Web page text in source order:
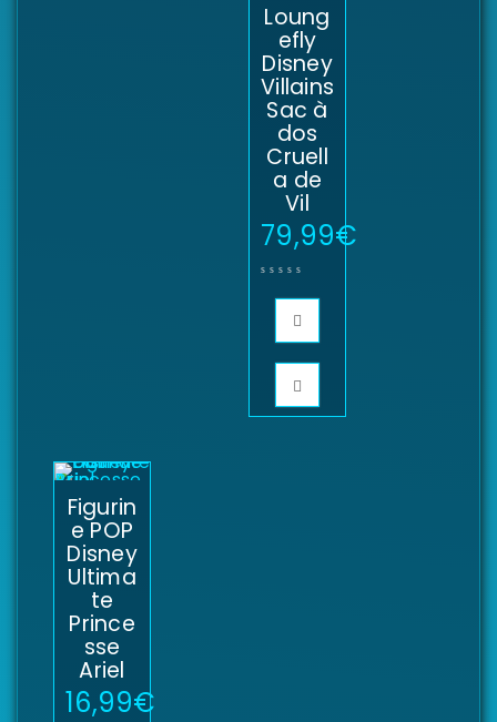
Loung
efly
Disney
Villains
Sac à
dos
Cruell
a de
Vil
79,99€
Figurin
e POP
Disney
Ultima
te
Prince
sse
Ariel
16,99€